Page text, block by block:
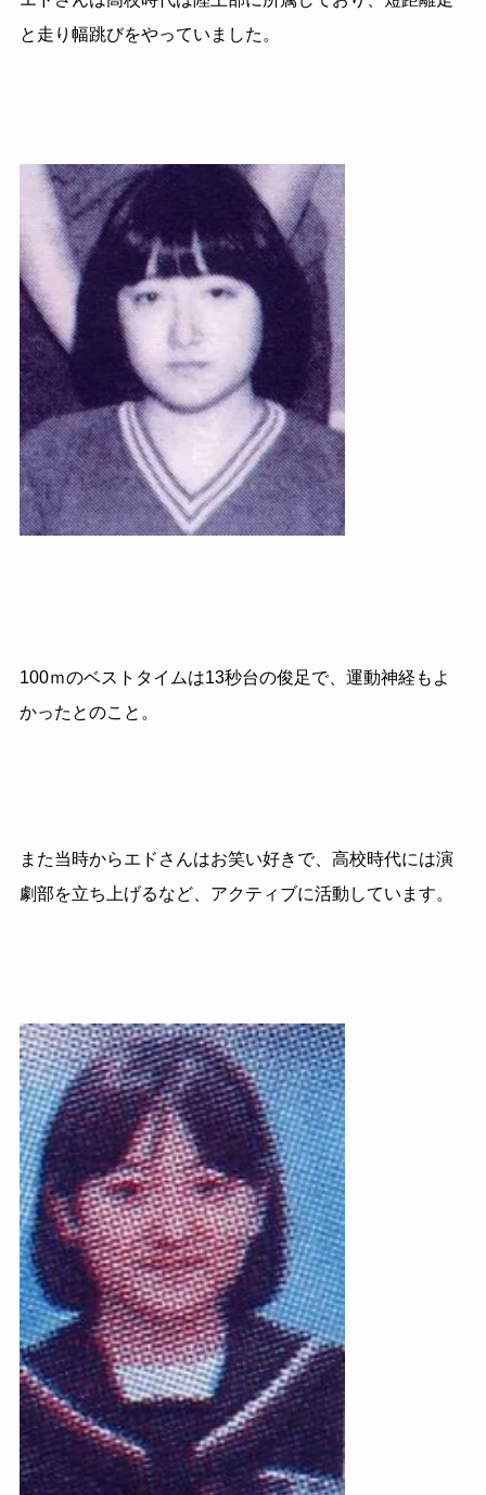
と走り幅跳びをやっていました。
100ｍのベストタイムは13秒台の俊足で、運動神経もよ
かったとのこと。
また当時からエドさんはお笑い好きで、高校時代には演
劇部を立ち上げるなど、アクティブに活動しています。